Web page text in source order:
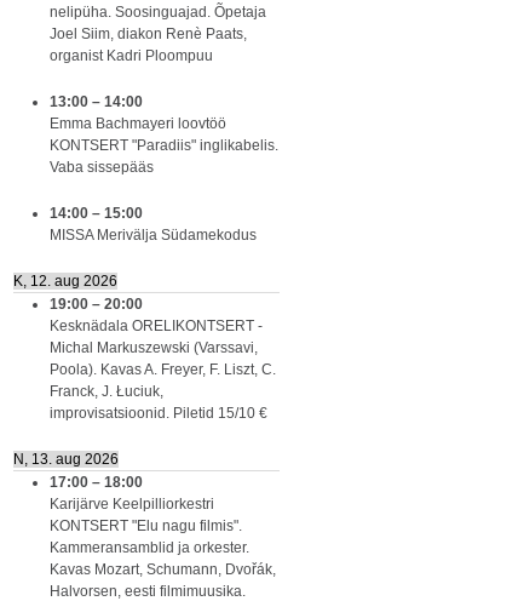
nelipüha. Soosinguajad. Õpetaja
Joel Siim, diakon Renè Paats,
organist Kadri Ploompuu
13:00 – 14:00
Emma Bachmayeri loovtöö
KONTSERT "Paradiis" inglikabelis.
Vaba sissepääs
14:00 – 15:00
MISSA Merivälja Südamekodus
K, 12. aug 2026
19:00 – 20:00
Kesknädala ORELIKONTSERT -
Michal Markuszewski (Varssavi,
Poola). Kavas A. Freyer, F. Liszt, C.
Franck, J. Łuciuk,
improvisatsioonid. Piletid 15/10 €
N, 13. aug 2026
17:00 – 18:00
Karijärve Keelpilliorkestri
KONTSERT "Elu nagu filmis".
Kammeransamblid ja orkester.
Kavas Mozart, Schumann, Dvořák,
Halvorsen, eesti filmimuusika.